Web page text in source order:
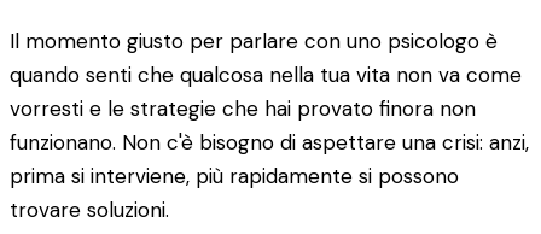
Il momento giusto per parlare con uno psicologo è
quando senti che qualcosa nella tua vita non va come
vorresti e le strategie che hai provato finora non
funzionano. Non c'è bisogno di aspettare una crisi: anzi,
prima si interviene, più rapidamente si possono
trovare soluzioni.